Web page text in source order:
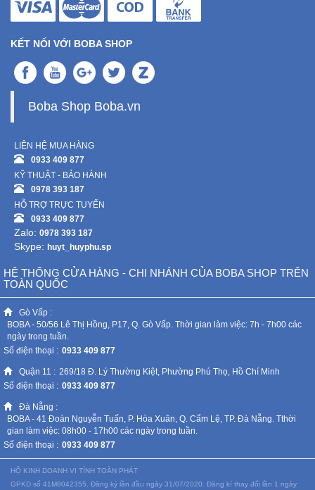
KẾT NỐI VỚI BOBA SHOP
Boba Shop Boba.vn
LIÊN HỆ MUA HÀNG
0933 409 877
KỸ THUẬT - BẢO HÀNH
0978 393 187
HỖ TRỢ TRỰC TUYẾN
0933 409 877
Zalo: 0978 393 187
Skype: huyt_huyphu.sp
HỆ THỐNG CỬA HÀNG - CHI NHÁNH CỦA BOBA SHOP TRÊN
TOÀN QUỐC
Gò Vấp :
BOBA - 50/56 Lê Thị Hồng, P17, Q. Gò Vấp. Thời gian làm việc: 7h - 7h00 các
ngày trong tuần.
Số điện thoại : 0933 409 877
Quận 11 : 269/18 Đ. Lý Thường Kiệt, Phường Phú Thọ, Hồ Chí Minh
Số điện thoại : 0933 409 877
Đà Nẵng :
BOBA - 41 Đoàn Nguyễn Tuấn, P. Hòa Xuân, Q. Cẩm Lệ, TP. Đà Nẵng. Tthời
gian làm việc: 08h00 - 17h00 các ngày trong tuần.
Số điện thoại : 0933 409 877
HỘ KINH DOANH VI TÍNH TOÀN PHÁT
GPKD số 41M8042355. Đăng ký lần đầu ngày 31/07/2020. Đăng kí thay đổi lần 1 ngày